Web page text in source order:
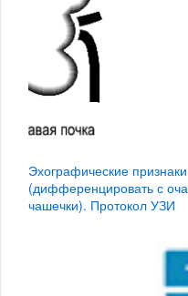
Эхографические
(дифференцировать с
чашечки). Протокол УЗИ